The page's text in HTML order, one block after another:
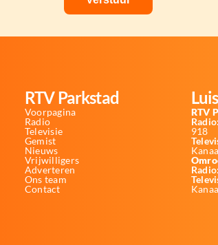
RTV Parkstad
Voorpagina
Radio
Televisie
Gemist
Nieuws
Vrijwilligers
Adverteren
Ons team
Contact
RTV
Radio:
918
Radio: